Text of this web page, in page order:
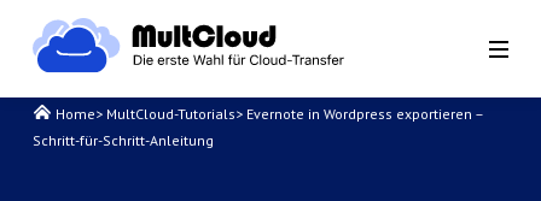
Home> MultCloud-Tutorials> Evernote in Wordpress exportieren –
Schritt-für-Schritt-Anleitung